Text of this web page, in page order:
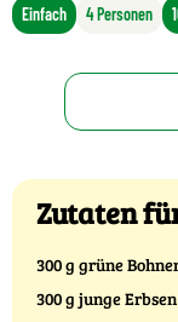
Einfach 4 Personen
Zutaten
300 g grüne
300 g junge